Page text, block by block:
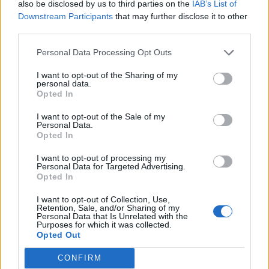
also be disclosed by us to third parties on the IAB’s List of
Downstream Participants that may further disclose it to other
Personal Data Processing Opt Outs
I want to opt-out of the Sharing of my
personal data.
Opted In
I want to opt-out of the Sale of my
Personal Data.
Opted In
I want to opt-out of processing my
Personal Data for Targeted Advertising.
Opted In
I want to opt-out of Collection, Use,
Retention, Sale, and/or Sharing of my
Personal Data that Is Unrelated with the
Purposes for which it was collected.
Opted Out
CONFIRM
Primera victòria a Castelló en un torneig
internacional de pàdel per al rapitenc
desembre 11, 2024
proper 24 d’octubre
DEIXA UNA RESPOSTA